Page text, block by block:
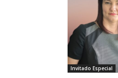
Invitado Especial